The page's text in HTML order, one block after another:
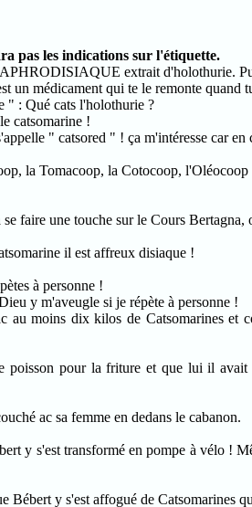
pas les indications sur l'étiquette.
extrait d'holothurie.
un médicament qui te le remonte quand
: Qué cats l'holothurie ?
catsomarine !
" catsored " ! ça m'intéresse car en
la Tomacoop, la Cotocoop, l'Oléocoop
faire une touche sur le Cours
il est affreux disiaque !
à personne !
y m'aveugle si je répète à personne !
moins dix kilos de Catsomarines et
poisson pour la friture et que lui il
ac sa femme en dedans le cabanon.
y s'est transformé en pompe à vélo !
Bébert y s'est affogué de Catsomarines